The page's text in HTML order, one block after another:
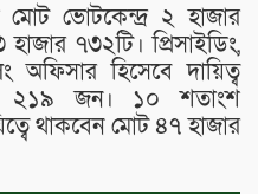
মোট ভোটকেন্দ্র ২ হাজার
৭৩২টি। প্রিসাইডিং,
অফিসার হিসেবে দায়িত্ব
২১৯ জন। ১০ শতাংশ
থাকবেন মোট ৪৭ হাজার